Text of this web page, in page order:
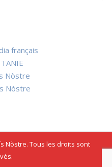
français
Nòstre
Nòstre
Nòstre. Tous les droits sont